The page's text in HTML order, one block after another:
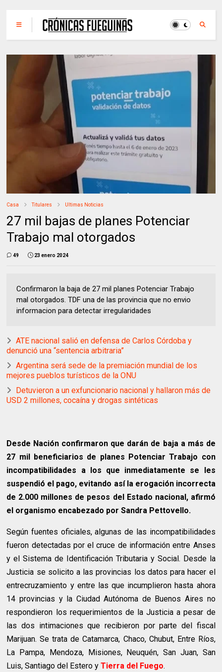
Casa Titulares Ultimas Noticias
27 mil bajas de planes Potenciar
Trabajo mal otorgados
49 23 enero 2024
Confirmaron la baja de 27 mil planes Potenciar Trabajo
mal otorgados. TDF una de las provincia que no envio
informacion para detectar irregularidades
ATE nacional salió en defensa de Carlos Córdoba y
denunció una “sentencia arbitraria”
Argentina será sede de la premiación mundial de los
mejores pueblos turísticos de la ONU
Detuvieron a un exfuncionario nacional y hallaron más de
USD 2 millones, cocaína y drogas sintéticas
Desde Nación confirmaron que darán de baja a más de
27 mil beneficiarios de planes Potenciar Trabajo con
incompatibilidades a los que inmediatamente se les
suspendió el pago, evitando así la erogación incorrecta
de 2.000 millones de pesos del Estado nacional, afirmó
el organismo encabezado por Sandra Pettovello.
Según fuentes oficiales, algunas de las incompatibilidades
fueron detectadas por el cruce de información entre Anses
y el Sistema de Identificación Tributaria y Social. Desde la
Justicia se solicito a las provincias los datos para hacer el
entrecruzamiento y entre las que incumplieron hasta ahora
14 provincias y la Ciudad Autónoma de Buenos Aires no
respondieron los requerimientos de la Justicia a pesar de
las dos intimaciones que recibieron por parte del fiscal
Marijuan. Se trata de Catamarca, Chaco, Chubut, Entre Ríos,
La Pampa, Mendoza, Misiones, Neuquén, San Juan, San
Luis, Santiago del Estero yTierra del Fuego.